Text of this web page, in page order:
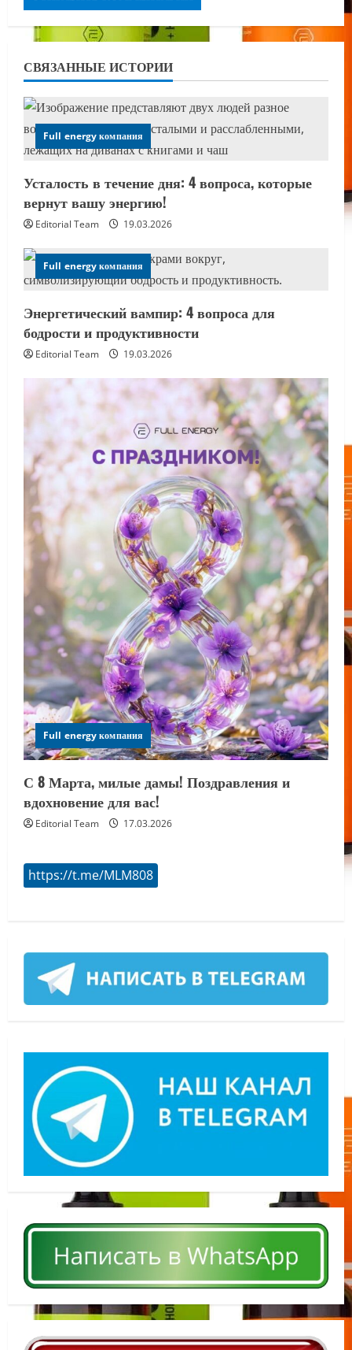
СВЯЗАННЫЕ ИСТОРИИ
Full energy компания
Усталость в течение дня: 4 вопроса, которые
вернут вашу энергию!
Editorial Team 19.03.2026
Full energy компания
Энергетический вампир: 4 вопроса для
бодрости и продуктивности
Editorial Team 19.03.2026
Full energy компания
С 8 Марта, милые дамы! Поздравления и
вдохновение для вас!
Editorial Team 17.03.2026
https://t.me/MLM808